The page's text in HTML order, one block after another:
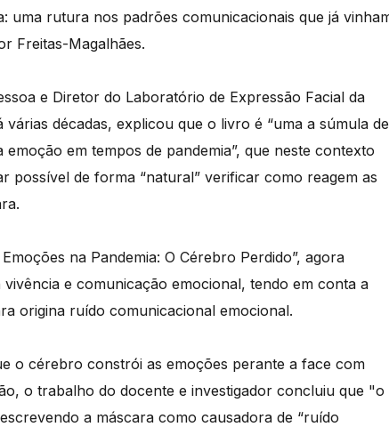
uma rutura nos padrões comunicacionais que já
Freitas-Magalhães.
e Diretor do Laboratório de Expressão Facial da
décadas, explicou que o livro é “uma a súmula de
em tempos de pandemia”, que neste contexto
de forma “natural” verificar como reagem as
na Pandemia: O Cérebro Perdido”, agora
e comunicação emocional, tendo em conta a
origina ruído comunicacional emocional.
o cérebro constrói as emoções perante a face com
o trabalho do docente e investigador concluiu que "o
a máscara como causadora de “ruído